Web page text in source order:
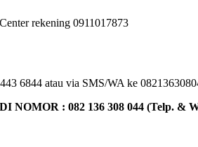
rekening 0911017873
6844 atau via SMS/WA ke
: 082 136 308 044 (Telp. &